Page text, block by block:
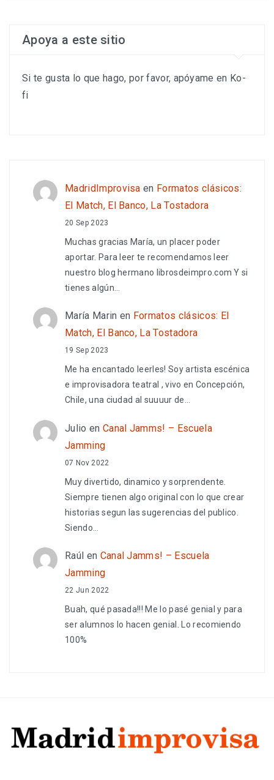
Apoya a este sitio
Si te gusta lo que hago, por favor, apóyame en Ko-
fi
MadridImprovisa en Formatos clásicos:
El Match, El Banco, La Tostadora
20 Sep 2023
Muchas gracias María, un placer poder
aportar. Para leer te recomendamos leer
nuestro blog hermano librosdeimpro.com Y si
tienes algún…
María Marin en Formatos clásicos: El
Match, El Banco, La Tostadora
19 Sep 2023
Me ha encantado leerles! Soy artista escénica
e improvisadora teatral , vivo en Concepción,
Chile, una ciudad al suuuur de…
Julio en Canal Jamms! – Escuela
Jamming
07 Nov 2022
Muy divertido, dinamico y sorprendente.
Siempre tienen algo original con lo que crear
historias segun las sugerencias del publico.
Siendo…
Raúl en Canal Jamms! – Escuela
Jamming
22 Jun 2022
Buah, qué pasada!!! Me lo pasé genial y para
ser alumnos lo hacen genial. Lo recomiendo
100%